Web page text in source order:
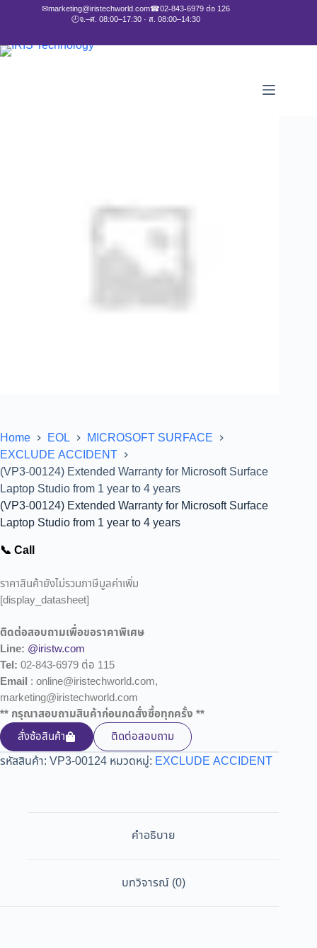
✉marketing@iristechworld.com☎02-843-6979 ต่อ 126
🕘จ.–ศ. 08:00–17:30 · ส. 08:00–14:30
Home EOL
MICROSOFT SURFACE
EXCLUDE ACCIDENT
(VP3-00124) Extended Warranty for Microsoft Surface
Laptop Studio from 1 year to 4 years
(VP3-00124) Extended Warranty for Microsoft Surface
Laptop Studio from 1 year to 4 years
📞 Call
ราคาสินค้ายังไม่รวมภาษีมูลค่าเพิ่ม
[display_datasheet]
ติดต่อสอบถามเพื่อขอราคาพิเศษ
Line: @iristw.com
Tel: 02-843-6979 ต่อ 115
Email : online@iristechworld.com,
marketing@iristechworld.com
** กรุณาสอบถามสินค้าก่อนกดสั่งซื้อทุกครั้ง **
สั่งซ้อสินค้า
ติดต่อสอบถาม
รหัสสินค้า: VP3-00124 หมวดหมู่: EXCLUDE ACCIDENT
คำอธิบาย
บทวิจารณ์ (0)